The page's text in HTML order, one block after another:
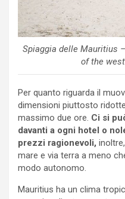
Spiaggia delle Mauritius
of the
Per quanto riguarda il
dimensioni piuttosto
massimo due ore. Ci si
davanti a ogni hotel o
prezzi ragionevoli,
mare e via terra a meno
modo autonomo.
Mauritius ha un clima